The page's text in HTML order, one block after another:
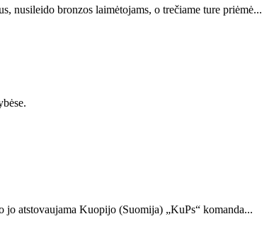
nusileido bronzos laimėtojams, o trečiame ture priėmė...
jo atstovaujama Kuopijo (Suomija) „KuPs“ komanda...